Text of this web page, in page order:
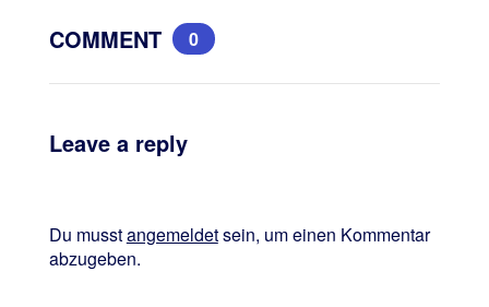
COMMENT 0
Leave a reply
Du musstangemeldetsein, um einen Kommentar
abzugeben.